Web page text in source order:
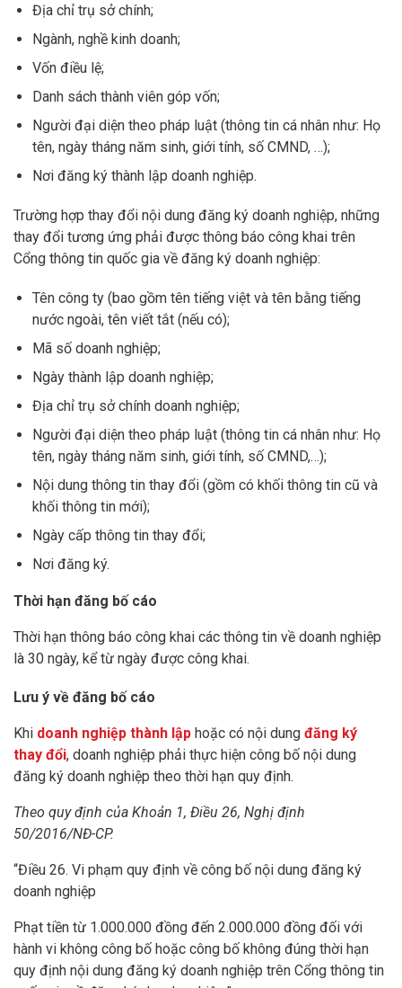
Địa chỉ trụ sở chính;
Ngành, nghề kinh doanh;
Vốn điều lệ;
Danh sách thành viên góp vốn;
Người đại diện theo pháp luật (thông tin cá nhân như: Họ
tên, ngày tháng năm sinh, giới tính, số CMND, …);
Nơi đăng ký thành lập doanh nghiệp.
Trường hợp thay đổi nội dung đăng ký doanh nghiệp, những
thay đổi tương ứng phải được thông báo công khai trên
Cổng thông tin quốc gia về đăng ký doanh nghiệp:
Tên công ty (bao gồm tên tiếng việt và tên bằng tiếng
nước ngoài, tên viết tắt (nếu có);
Mã số doanh nghiệp;
Ngày thành lập doanh nghiệp;
Địa chỉ trụ sở chính doanh nghiệp;
Người đại diện theo pháp luật (thông tin cá nhân như: Họ
tên, ngày tháng năm sinh, giới tính, số CMND,…);
Nội dung thông tin thay đổi (gồm có khối thông tin cũ và
khối thông tin mới);
Ngày cấp thông tin thay đổi;
Nơi đăng ký.
Thời hạn đăng bố cáo
Thời hạn thông báo công khai các thông tin về doanh nghiệp
là 30 ngày, kể từ ngày được công khai.
Lưu ý về đăng bố cáo
Khi doanh nghiệp thành lập hoặc có nội dung đăng ký
thay đổi, doanh nghiệp phải thực hiện công bố nội dung
đăng ký doanh nghiệp theo thời hạn quy định.
Theo quy định của Khoản 1, Điều 26, Nghị định
50/2016/NĐ-CP.
“Điều 26. Vi phạm quy định về công bố nội dung đăng ký
doanh nghiệp
Phạt tiền từ 1.000.000 đồng đến 2.000.000 đồng đối với
hành vi không công bố hoặc công bố không đúng thời hạn
quy định nội dung đăng ký doanh nghiệp trên Cổng thông tin